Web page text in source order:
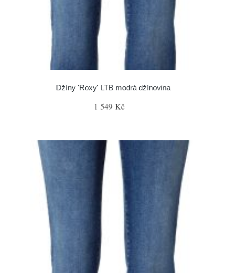
Džíny 'Roxy' LTB modrá džínovina
1 549 Kč